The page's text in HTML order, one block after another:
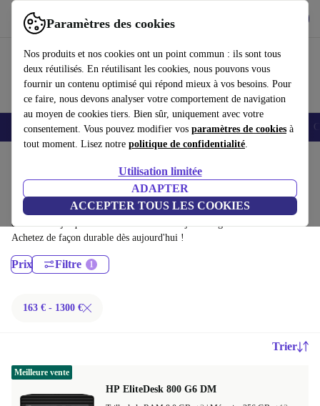
Paramètres des cookies
Nos produits et nos cookies ont un point commun : ils sont tous
deux réutilisés. En réutilisant les cookies, nous pouvons vous
fournir un contenu optimisé qui répond mieux à vos besoins. Pour
ce faire, nous devons analyser votre comportement de navigation
au moyen de cookies tiers. Bien sûr, uniquement avec votre
consentement. Vous pouvez modifier vos paramètres de cookies à
tout moment. Lisez notre politique de confidentialité.
Utilisation limitée
ADAPTER
ACCEPTER TOUS LES COOKIES
Utilisez refurbed rapidement et facilement
Smartphones Laptops Tablettes Montres connectées Accessoires
Ordinateurs de bureau HP:
Ordinateurs de bureau HP certifiés reconditionnés à moins de 1300€ –
économisez jusqu'à 40 %. Retours sous 30 jours et garantie de 12 mois.
Achetez de façon durable dès aujourd'hui !
Prix Filtre
163 € - 1300 €
Trier
HP EliteDesk 800 G6 DM
Meilleure vente